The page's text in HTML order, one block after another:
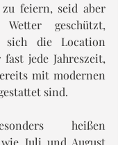
feiern, seid aber
geschützt,
sich die Location
jede Jahreszeit,
mit modernen
sind.
heißen